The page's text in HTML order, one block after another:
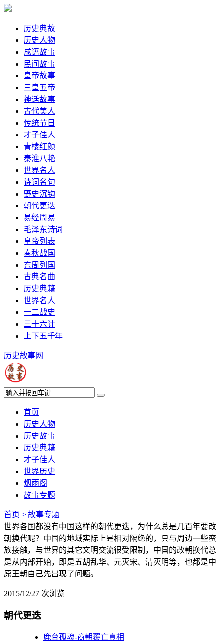
历史典故
历史人物
成语故事
民间故事
皇帝故事
三皇五帝
神话故事
古代美人
传统节日
才子佳人
青楼红颜
秦淮八艳
世界名人
诗词名句
野史沉钩
朝代更迭
易经周易
毛泽东诗词
皇帝列表
春秋战国
东周列国
古典名曲
历史典籍
世界名人
一二战史
三十六计
上下五千年
历史故事网
首页
历史人物
历史故事
历史典籍
才子佳人
世界历史
烟雨阁
故事专题
首页 > 故事专题
世界各国都没有中国这样的朝代更迭，为什么总是几百年要改
朝换代呢？中国的地域实际上是相对隔绝的，只与周边一些蛮
族接触，与世界的其它文明交流很受限制，中国的改朝换代总
是从内部开始，即是五胡乱华、元灭宋、清灭明等，也都是中
原王朝自己先出现了问题。
2015/12/27 次浏览
朝代更迭
鹿台孤魂-商朝覆亡真相